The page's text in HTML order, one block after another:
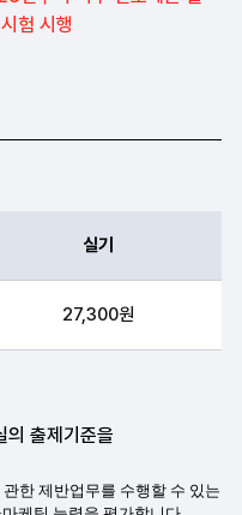
험 시행
실기
27,300원